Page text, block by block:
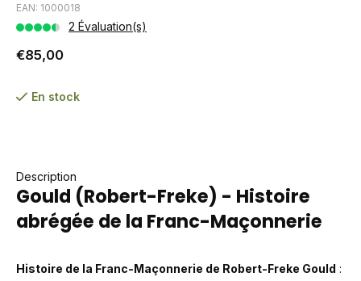
EAN: 1000018
2 Évaluation(s)
€85,00
En stock
Description
Gould (Robert-Freke) - Histoire
abrégée de la Franc-Maçonnerie
Histoire de la Franc-Maçonnerie de Robert-Freke Gould :